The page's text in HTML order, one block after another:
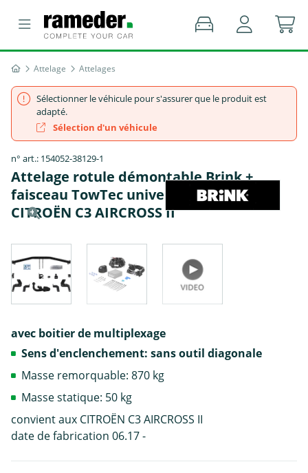
Attelage Attelages
Sélectionner le véhicule pour s'assurer que le produit est
adapté.
Sélection d'un véhicule
n° art.: 154052-38129-1
Attelage rotule démontable Brink +
faisceau TowTec universel 7 broches -
CITROËN C3 AIRCROSS II
avec boitier de multiplexage
Sens d'enclenchement: sans outil diagonale
Masse remorquable: 870 kg
Masse statique: 50 kg
convient aux CITROËN C3 AIRCROSS II
date de fabrication 06.17 -